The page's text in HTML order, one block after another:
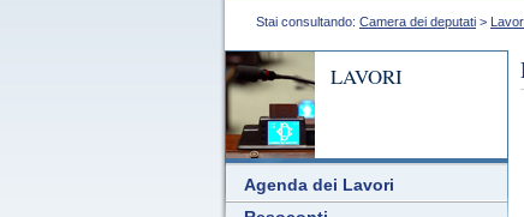
Stai consultando: Camera dei deputati >
LAVORI
Agenda dei Lavori